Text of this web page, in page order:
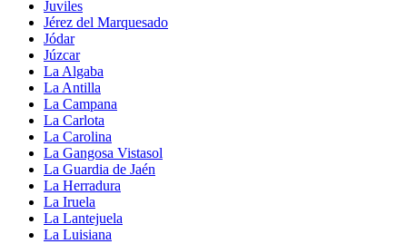
Juviles
Jérez del Marquesado
Jódar
Júzcar
La Algaba
La Antilla
La Campana
La Carlota
La Carolina
La Gangosa Vistasol
La Guardia de Jaén
La Herradura
La Iruela
La Lantejuela
La Luisiana